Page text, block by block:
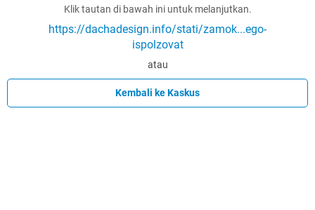
Klik tautan di bawah ini untuk melanjutkan.
https://dachadesign.info/stati/zamok...ego-
ispolzovat
atau
Kembali ke Kaskus